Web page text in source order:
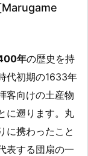
年の歴史を持
代初期の1633年
客向けの土産物
に遡ります。丸
に携わったこと
表する団扇の一